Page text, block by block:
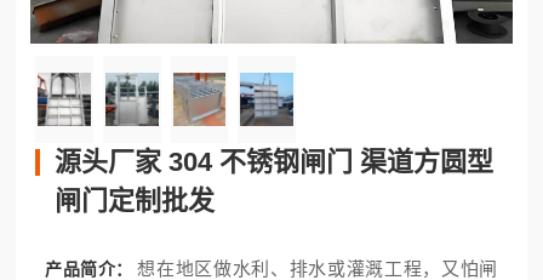
源头厂家 304 不锈钢闸门 渠道方圆型
闸门定制批发
产品简介：
想在地区做水利、排水或灌溉工程，又怕闸